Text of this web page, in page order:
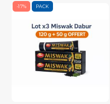
-17% PACK